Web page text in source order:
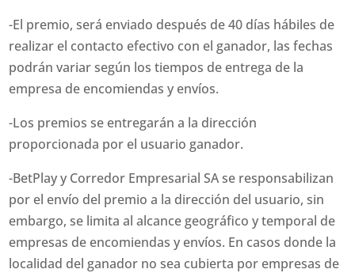
-El premio, será enviado después de 40 días hábiles de
realizar el contacto efectivo con el ganador, las fechas
podrán variar según los tiempos de entrega de la
empresa de encomiendas y envíos.
-Los premios se entregarán a la dirección
proporcionada por el usuario ganador.
-BetPlay y Corredor Empresarial SA se responsabilizan
por el envío del premio a la dirección del usuario, sin
embargo, se limita al alcance geográfico y temporal de
empresas de encomiendas y envíos. En casos donde la
localidad del ganador no sea cubierta por empresas de